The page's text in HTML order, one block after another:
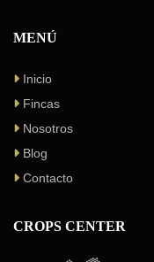
MENÚ
Inicio
Fincas
Nosotros
Blog
Contacto
CROPS CENTER